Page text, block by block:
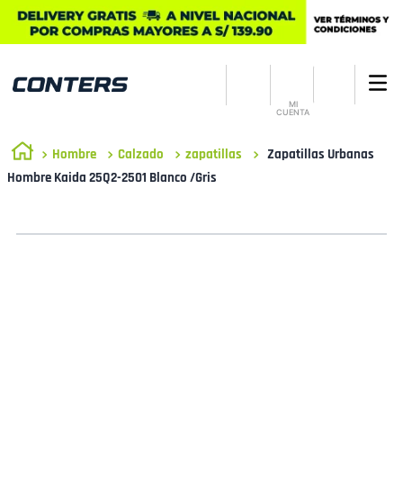
MI
CUENTA
Hombre Calzado zapatillas
Zapatillas Urbanas
Hombre Kaida 25Q2-2501 Blanco /Gris